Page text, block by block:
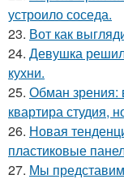
устроило соседа.
23. Вот как
24. Девушка
кухни.
25. Обман зрения:
квартира студия,
26. Новая
пластиковые
27. Мы